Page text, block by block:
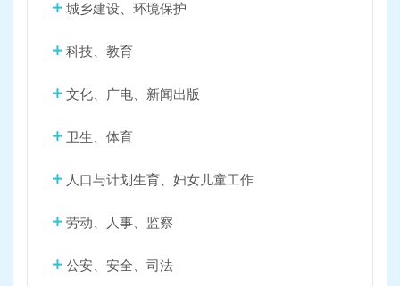
城乡建设、环境保护
科技、教育
文化、广电、新闻出版
卫生、体育
人口与计划生育、妇女儿童工作
劳动、人事、监察
公安、安全、司法